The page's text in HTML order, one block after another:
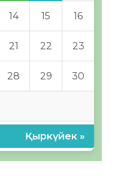
14 15 16
21 22 23
28 29 30
Қыркүйек »